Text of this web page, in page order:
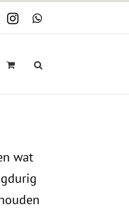
InstagramWhatsApp
wat